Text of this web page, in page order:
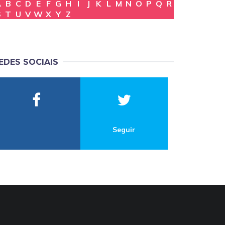
B C D E F G H I J K L M N O P Q R
T U V W X Y Z
SOCIAIS
Seguir